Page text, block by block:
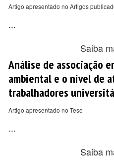
Artigo apresentado no Artigos
...
Saiba
Análise de associação
ambiental e o nível de
trabalhadores
Artigo apresentado no Tese
...
Saiba